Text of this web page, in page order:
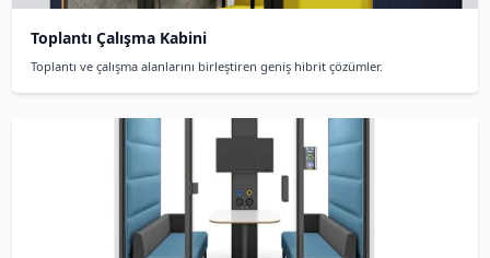
Modern ofislerde toplantı alanları için
Akustik toplantı kabini fiyatları ne